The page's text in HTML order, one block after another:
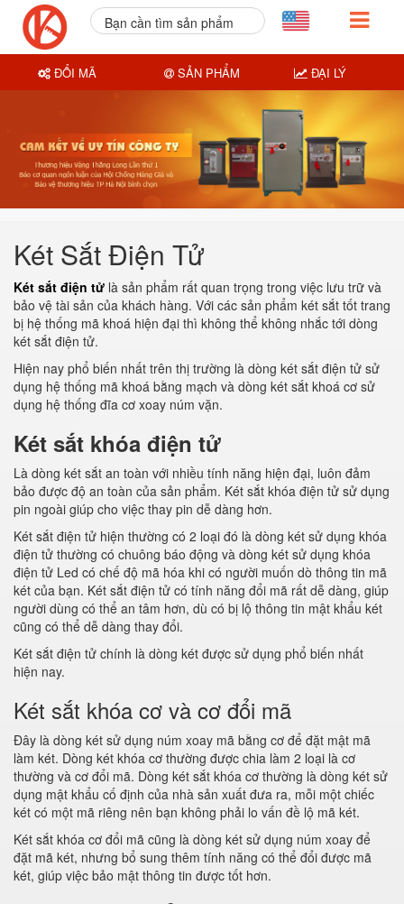
Két Sắt Điện Tử
Két sắt điện tử là sản phẩm rất quan trọng trong việc lưu trữ và
bảo vệ tài sản của khách hàng. Với các sản phẩm két sắt tốt trang
bị hệ thống mã khoá hiện đại thì không thể không nhắc tới dòng
két sắt điện tử.
Hiện nay phổ biến nhất trên thị trường là dòng két sắt điện tử sử
dụng hệ thống mã khoá bằng mạch và dòng két sắt khoá cơ sử
dụng hệ thống đĩa cơ xoay núm vặn.
Két sắt khóa điện tử
Là dòng két sắt an toàn với nhiều tính năng hiện đại, luôn đảm
bảo được độ an toàn của sản phẩm. Két sắt khóa điện tử sử dụng
pin ngoài giúp cho việc thay pin dễ dàng hơn.
Két sắt điện tử hiện thường có 2 loại đó là dòng két sử dụng khóa
điện tử thường có chuông báo động và dòng két sử dụng khóa
điện tử Led có chế độ mã hóa khi có người muốn dò thông tin mã
két của bạn. Két sắt điện tử có tính năng đổi mã rất dễ dàng, giúp
người dùng có thể an tâm hơn, dù có bị lộ thông tin mật khẩu két
cũng có thể dễ dàng thay đổi.
Két sắt điện tử chính là dòng két được sử dụng phổ biến nhất
hiện nay.
Két sắt khóa cơ và cơ đổi mã
Đây là dòng két sử dụng núm xoay mã bằng cơ để đặt mật mã
làm két. Dòng két khóa cơ thường được chia làm 2 loại là cơ
thường và cơ đổi mã. Dòng két sắt khóa cơ thường là dòng két sử
dụng mật khẩu cố định của nhà sản xuất đưa ra, mỗi một chiếc
két có một mã riêng nên bạn không phải lo vấn đề lộ mã két.
Két sắt khóa cơ đổi mã cũng là dòng két sử dụng núm xoay để
đặt mã két, nhưng bổ sung thêm tính năng có thể đổi được mã
két, giúp việc bảo mật thông tin được tốt hơn.
Bạn cần tìm sản phẩm
ĐỔI MÃ SẢN PHẨM ĐẠI LÝ